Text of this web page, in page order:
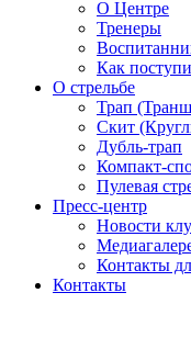
О Центре
Тренеры
Как
О стрельбе
Трап
Скит
Дубль-трап
Компакт-
Пулевая
Пресс-центр
Новости
Контакты
Контакты